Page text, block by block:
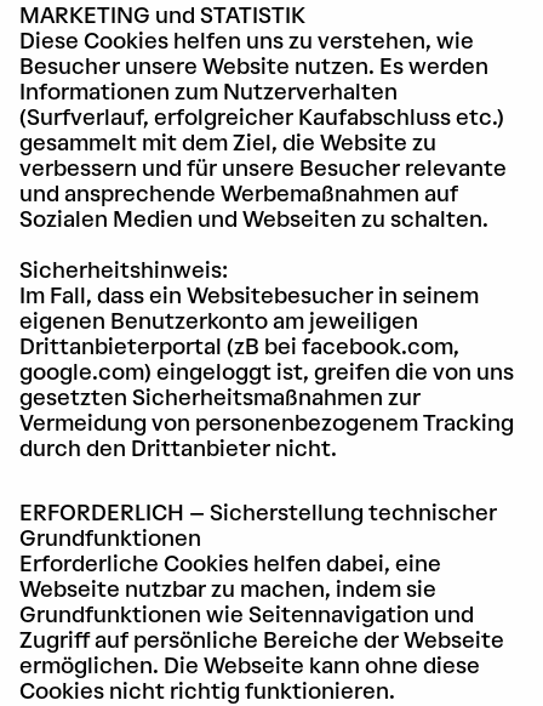
MARKETING und STATISTIK
Diese Cookies helfen uns zu verstehen, wie
Besucher unsere Website nutzen. Es werden
Informationen zum Nutzerverhalten
(Surfverlauf, erfolgreicher Kaufabschluss etc.)
gesammelt mit dem Ziel, die Website zu
verbessern und für unsere Besucher relevante
und ansprechende Werbemaßnahmen auf
Sozialen Medien und Webseiten zu schalten.
Sicherheitshinweis:
Im Fall, dass ein Websitebesucher in seinem
eigenen Benutzerkonto am jeweiligen
Drittanbieterportal (zB bei facebook.com,
google.com) eingeloggt ist, greifen die von uns
gesetzten Sicherheitsmaßnahmen zur
Vermeidung von personenbezogenem Tracking
durch den Drittanbieter nicht.
ERFORDERLICH – Sicherstellung technischer
Grundfunktionen
Erforderliche Cookies helfen dabei, eine
Webseite nutzbar zu machen, indem sie
Grundfunktionen wie Seitennavigation und
Zugriff auf persönliche Bereiche der Webseite
ermöglichen. Die Webseite kann ohne diese
Cookies nicht richtig funktionieren.